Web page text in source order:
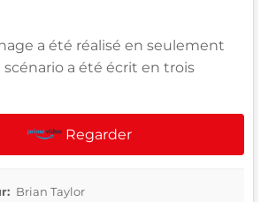
a été réalisé en seulement
scénario a été écrit en trois
Regarder
Brian Taylor